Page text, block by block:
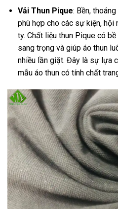
Vải Thun Pique: Bền,
phù hợp cho các sự kiện,
ty. Chất liệu thun Pique có
sang trọng và giúp áo thun
nhiều lần giặt. Đây là sự lựa
mẫu áo thun có tính chất